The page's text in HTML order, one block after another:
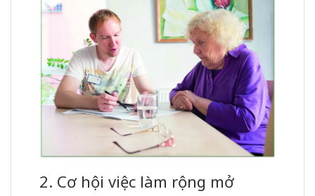
2. Cơ hội việc làm rộng mở